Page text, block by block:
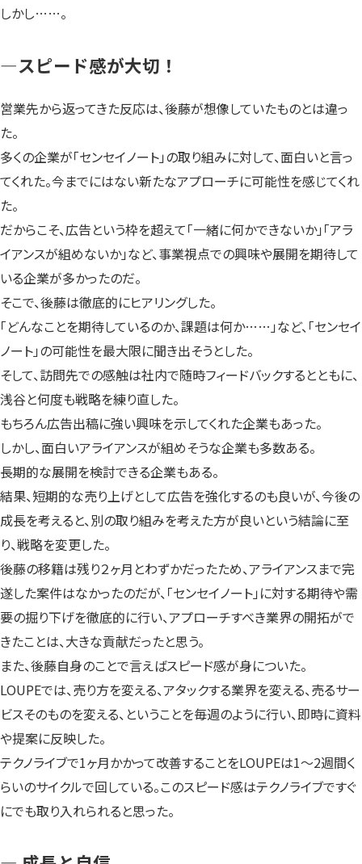
しかし……。
—スピード感が大切！
営業先から返ってきた反応は、後藤が想像していたものとは違っ
た。
多くの企業が「センセイノート」の取り組みに対して、面白いと言っ
てくれた。今までにはない新たなアプローチに可能性を感じてくれ
た。
だからこそ、広告という枠を超えて「一緒に何かできないか」「アラ
イアンスが組めないか」など、事業視点での興味や展開を期待して
いる企業が多かったのだ。
そこで、後藤は徹底的にヒアリングした。
「どんなことを期待しているのか、課題は何か……」など、「センセイ
ノート」の可能性を最大限に聞き出そうとした。
そして、訪問先での感触は社内で随時フィードバックするとともに、
浅谷と何度も戦略を練り直した。
もちろん広告出稿に強い興味を示してくれた企業もあった。
しかし、面白いアライアンスが組めそうな企業も多数ある。
長期的な展開を検討できる企業もある。
結果、短期的な売り上げとして広告を強化するのも良いが、今後の
成長を考えると、別の取り組みを考えた方が良いという結論に至
り、戦略を変更した。
後藤の移籍は残り２ヶ月とわずかだったため、アライアンスまで完
遂した案件はなかったのだが、「センセイノート」に対する期待や需
要の掘り下げを徹底的に行い、アプローチすべき業界の開拓がで
きたことは、大きな貢献だったと思う。
また、後藤自身のことで言えばスピード感が身についた。
LOUPEでは、売り方を変える、アタックする業界を変える、売るサー
ビスそのものを変える、ということを毎週のように行い、即時に資料
や提案に反映した。
テクノライブで1ヶ月かかって改善することをLOUPEは1～2週間く
らいのサイクルで回している。このスピード感はテクノライブですぐ
にでも取り入れられると思った。